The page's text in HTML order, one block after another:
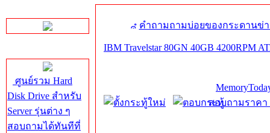
ศูนย์รวม Hard
Disk Drive สำหรับ
Server รุ่นต่าง ๆ
สอบถามได้ทันทีที่
คำถามถามบ่อยของกระดานข่
IBM Travelstar 80GN 40GB 4200RPM
สอบถามราคา